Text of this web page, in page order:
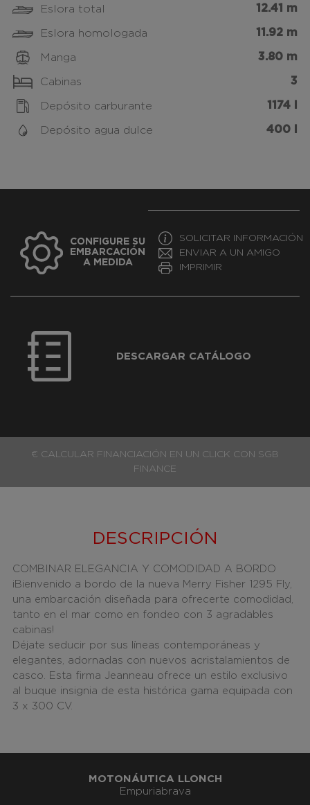
Eslora total 12.41 m
Eslora homologada 11.92 m
Manga 3.80 m
Cabinas 3
Depósito carburante 1174 l
Depósito agua dulce 400 l
CONFIGURE SU
EMBARCACIÓN
A MEDIDA
SOLICITAR INFORMACIÓN
ENVIAR A UN AMIGO
IMPRIMIR
DESCARGAR CATÁLOGO
€ CALCULAR FINANCIACIÓN EN UN CLICK CON SGB
FINANCE
DESCRIPCIÓN
COMBINAR ELEGANCIA Y COMODIDAD A BORDO
¡Bienvenido a bordo de la nueva Merry Fisher 1295 Fly,
una embarcación diseñada para ofrecerte comodidad,
tanto en el mar como en fondeo con 3 agradables
cabinas!
Déjate seducir por sus líneas contemporáneas y
elegantes, adornadas con nuevos acristalamientos de
casco. Esta firma Jeanneau ofrece un estilo exclusivo
al buque insignia de esta histórica gama equipada con
3 x 300 CV.
MOTONÁUTICA LLONCH
Empuriabrava